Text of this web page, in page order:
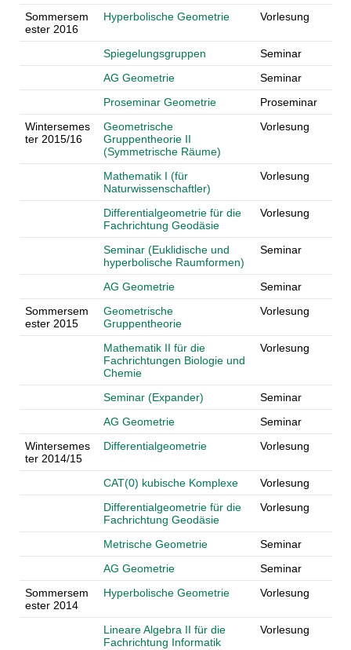
Sommersem
ester 2016
Hyperbolische Geometrie Vorlesung
Spiegelungsgruppen
Seminar
AG Geometrie
Seminar
Proseminar Geometrie
Proseminar
Wintersemes
ter 2015/16
Geometrische
Gruppentheorie II
(Symmetrische Räume)
Vorlesung
Mathematik I (für
Naturwissenschaftler)
Vorlesung
Differentialgeometrie für die
Fachrichtung Geodäsie
Vorlesung
Seminar (Euklidische und
hyperbolische Raumformen)
Seminar
AG Geometrie
Seminar
Sommersem
ester 2015
Geometrische
Gruppentheorie
Vorlesung
Mathematik II für die
Fachrichtungen Biologie und
Chemie
Vorlesung
Seminar (Expander)
Seminar
AG Geometrie
Seminar
Wintersemes
ter 2014/15
Differentialgeometrie Vorlesung
CAT(0) kubische Komplexe
Vorlesung
Differentialgeometrie für die
Fachrichtung Geodäsie
Vorlesung
Metrische Geometrie
Seminar
AG Geometrie
Seminar
Sommersem
ester 2014
Hyperbolische Geometrie Vorlesung
Lineare Algebra II für die
Fachrichtung Informatik
Vorlesung